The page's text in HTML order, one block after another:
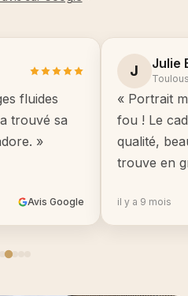
fluides
trouvé sa
»
Avis Google
J Julie
« Portrait
fou ! Le
qualité,
trouve en
il y a 9 mois